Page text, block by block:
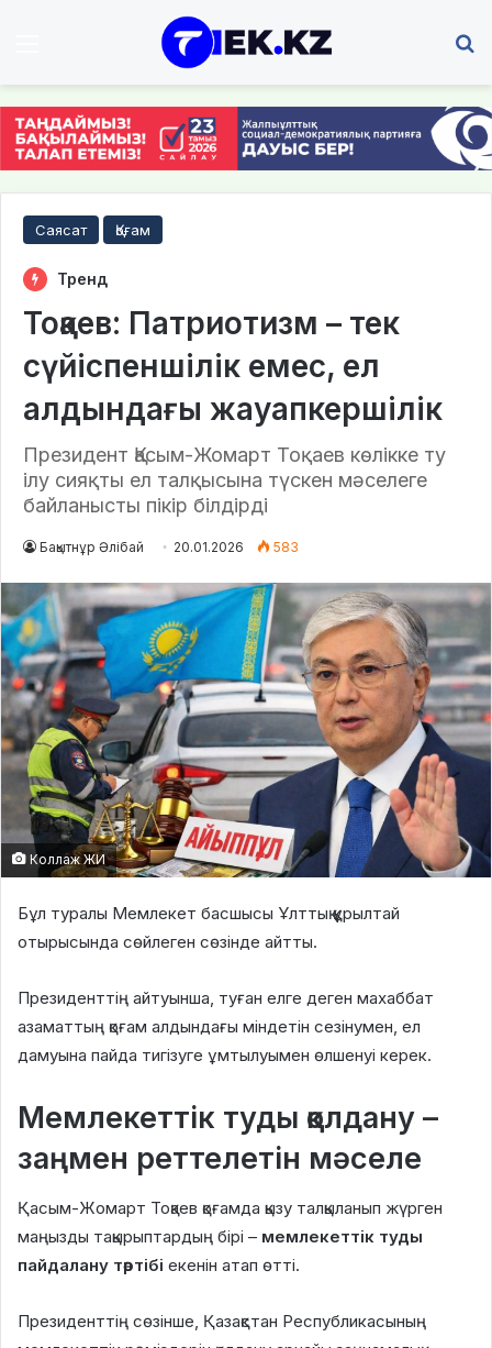
Саясат Қоғам
Тренд
Тоқаев: Патриотизм – тек
сүйіспеншілік емес, ел
алдындағы жауапкершілік
Президент Қасым-Жомарт Тоқаев көлікке ту
ілу сияқты ел талқысына түскен мәселеге
байланысты пікір білдірді
Бақытнұр Әлібай 20.01.2026 583
Коллаж ЖИ
Бұл туралы Мемлекет басшысы Ұлттық құрылтай
отырысында сөйлеген сөзінде айтты.
Президенттің айтуынша, туған елге деген махаббат
азаматтың қоғам алдындағы міндетін сезінумен, ел
дамуына пайда тигізуге ұмтылуымен өлшенуі керек.
Мемлекеттік туды қолдану –
заңмен реттелетін мәселе
Қасым-Жомарт Тоқаев қоғамда қызу талқыланып жүрген
маңызды тақырыптардың бірі – мемлекеттік туды
пайдалану тәртібі екенін атап өтті.
Президенттің сөзінше, Қазақстан Республикасының